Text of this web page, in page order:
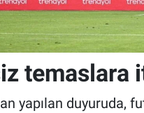
temaslara
yapılan duyuruda,